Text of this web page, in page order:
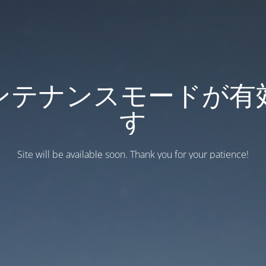
テナンスモードが有
す
Site will be available soon. Thank you for your patience!